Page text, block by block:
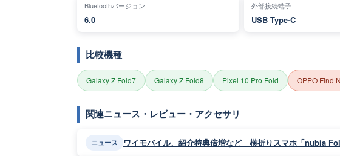
Bluetoothバージョン
6.0
外部接続端子
USB Type-C
比較機種
Galaxy Z Fold7 Galaxy Z Fold8 Pixel 10 Pro Fold OPPO Find
関連ニュース・レビュー・アクセサリ
ニュース ワイモバイル、紹介特典倍増など 横折りスマホ「nubia